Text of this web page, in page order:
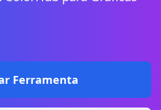
Ferramenta